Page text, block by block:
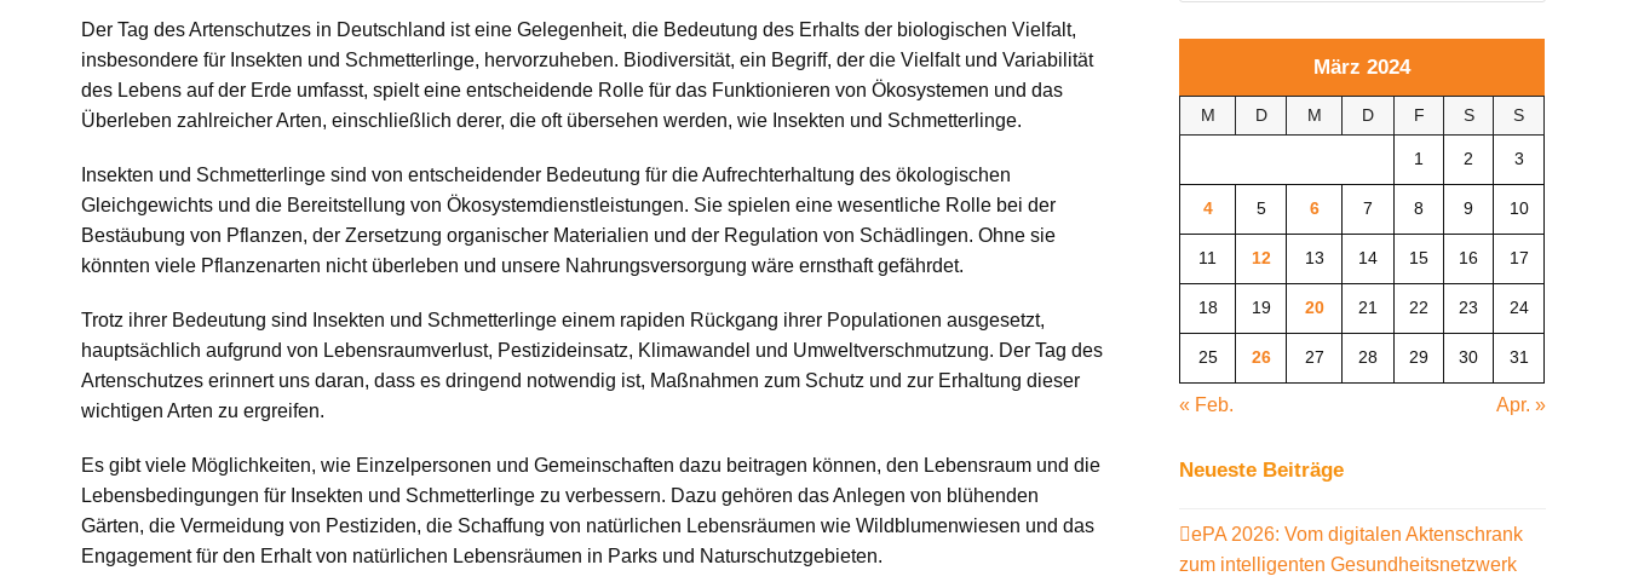
Der Tag des Artenschutzes in Deutschland ist eine Gelegenheit, die Bedeutung des Erhalts der biologischen Vielfalt,
insbesondere für Insekten und Schmetterlinge, hervorzuheben. Biodiversität, ein Begriff, der die Vielfalt und Variabilität
des Lebens auf der Erde umfasst, spielt eine entscheidende Rolle für das Funktionieren von Ökosystemen und das
Überleben zahlreicher Arten, einschließlich derer, die oft übersehen werden, wie Insekten und Schmetterlinge.
Insekten und Schmetterlinge sind von entscheidender Bedeutung für die Aufrechterhaltung des ökologischen
Gleichgewichts und die Bereitstellung von Ökosystemdienstleistungen. Sie spielen eine wesentliche Rolle bei der
Bestäubung von Pflanzen, der Zersetzung organischer Materialien und der Regulation von Schädlingen. Ohne sie
könnten viele Pflanzenarten nicht überleben und unsere Nahrungsversorgung wäre ernsthaft gefährdet.
Trotz ihrer Bedeutung sind Insekten und Schmetterlinge einem rapiden Rückgang ihrer Populationen ausgesetzt,
hauptsächlich aufgrund von Lebensraumverlust, Pestizideinsatz, Klimawandel und Umweltverschmutzung. Der Tag des
Artenschutzes erinnert uns daran, dass es dringend notwendig ist, Maßnahmen zum Schutz und zur Erhaltung dieser
wichtigen Arten zu ergreifen.
Es gibt viele Möglichkeiten, wie Einzelpersonen und Gemeinschaften dazu beitragen können, den Lebensraum und die
Lebensbedingungen für Insekten und Schmetterlinge zu verbessern. Dazu gehören das Anlegen von blühenden
Gärten, die Vermeidung von Pestiziden, die Schaffung von natürlichen Lebensräumen wie Wildblumenwiesen und das
Engagement für den Erhalt von natürlichen Lebensräumen in Parks und Naturschutzgebieten.
März 2024
M D M D F S S
1 2 3
4 5 6 7 8 9 10
11 12 13 14 15 16 17
18 19 20 21 22 23 24
25 26 27 28 29 30 31
« Feb. Apr. »
Neueste Beiträge
ePA 2026: Vom digitalen Aktenschrank
zum intelligenten Gesundheitsnetzwerk